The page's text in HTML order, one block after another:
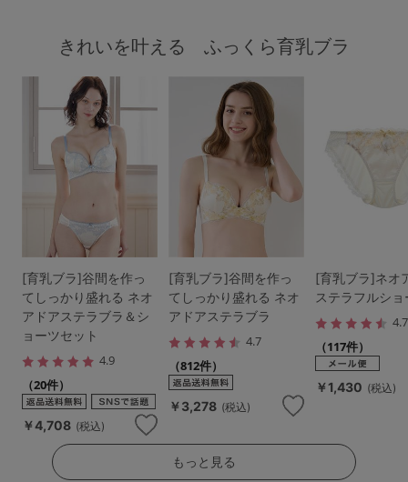
きれいを叶える ふっくら育乳ブラ
[育乳ブラ]谷間を作っ
てしっかり盛れる ネオ
アドアステラブラ＆シ
ョーツセット
4.9
（20件）
￥4,708 (税込)
[育乳ブラ]谷間を作っ
てしっかり盛れる ネオ
アドアステラブラ
4.7
（812件）
￥3,278 (税込)
[育乳ブラ]ネオ
ステラフルショ
4.7
（117件）
￥1,430 (税込)
もっと見る